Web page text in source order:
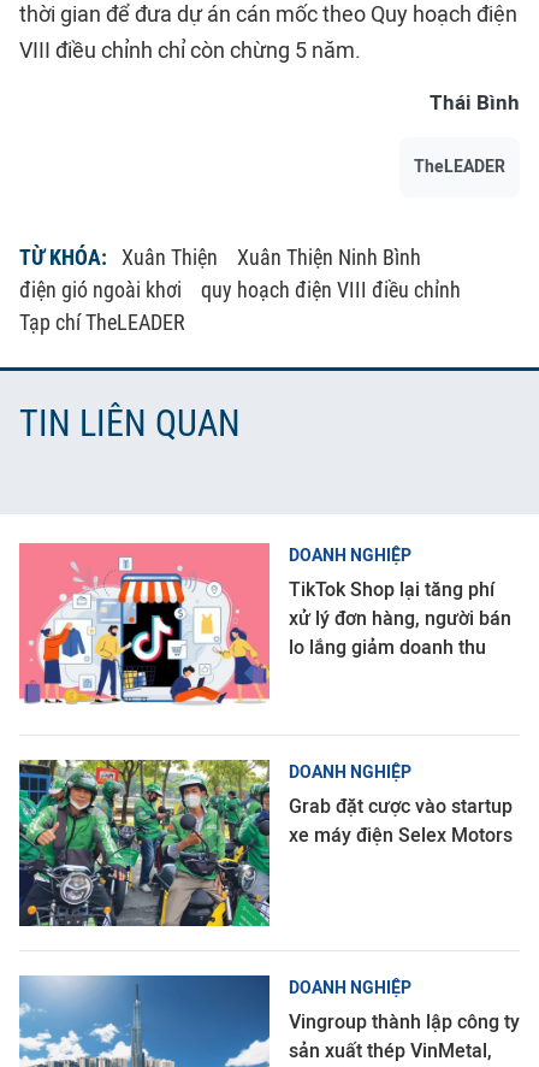
thời gian để đưa dự án cán mốc theo Quy hoạch điện
VIII điều chỉnh chỉ còn chừng 5 năm.
Thái Bình
TheLEADER
TỪ KHÓA: Xuân Thiện
Xuân Thiện Ninh Bình
điện gió ngoài khơi
quy hoạch điện VIII điều chỉnh
Tạp chí TheLEADER
TIN LIÊN QUAN
DOANH NGHIỆP
TikTok Shop lại tăng phí
xử lý đơn hàng, người bán
lo lắng giảm doanh thu
DOANH NGHIỆP
Grab đặt cược vào startup
xe máy điện Selex Motors
DOANH NGHIỆP
Vingroup thành lập công ty
sản xuất thép VinMetal,